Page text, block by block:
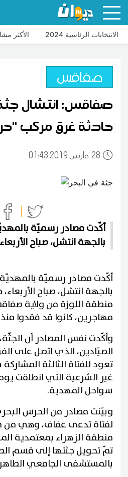
الانتخابات الرئاسية 2024 الأكثر
صفاقس
صفاقس: انتشال
حادثة غرق مركب
28 01:43 2019 مارس
أكّدت مصادر رسميّة
بالجهة انتشل، صباح
أكّدت مصادر رسميّة
بالجهة انتشل، صباح
منطقة اللوزة من ولاية
مهاجرين، كانوا قد فقدوا
وأكّدت نفس المصادر أن
الصيّادين، الذي اتصل على
تعود للفتاة الثالثة
سواحل المهدية.
وبيّنت مصادر من الحرس
منطقة الزهراء بمعتمدية
تمّ تحويل جثتها إلى قسم
بالمستشفى الجامعي